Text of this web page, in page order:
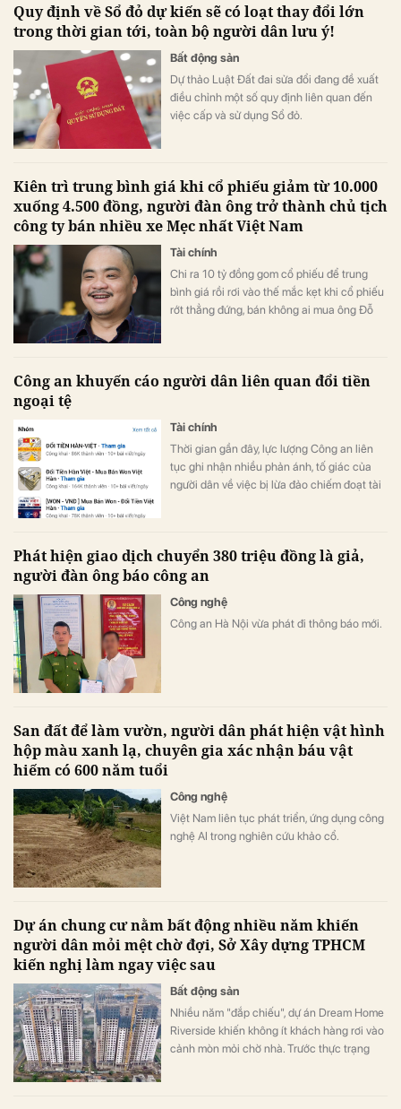
công ty tài chính.
Quy định về Sổ đỏ dự kiến sẽ có loạt thay đổi lớn
trong thời gian tới, toàn bộ người dân lưu ý!
Bất động sản
Dự thảo Luật Đất đai sửa đổi đang đề xuất
điều chỉnh một số quy định liên quan đến
việc cấp và sử dụng Sổ đỏ.
Kiên trì trung bình giá khi cổ phiếu giảm từ 10.000
xuống 4.500 đồng, người đàn ông trở thành chủ tịch
công ty bán nhiều xe Mẹc nhất Việt Nam
Tài chính
Chi ra 10 tỷ đồng gom cổ phiếu để trung
bình giá rồi rơi vào thế mắc kẹt khi cổ phiếu
rớt thẳng đứng, bán không ai mua ông Đỗ
Công an khuyến cáo người dân liên quan đổi tiền
ngoại tệ
Tài chính
Thời gian gần đây, lực lượng Công an liên
tục ghi nhận nhiều phản ánh, tố giác của
người dân về việc bị lừa đảo chiếm đoạt tài
Quốc (KRW).
Phát hiện giao dịch chuyển 380 triệu đồng là giả,
người đàn ông báo công an
Công nghệ
Công an Hà Nội vừa phát đi thông báo mới.
San đất để làm vườn, người dân phát hiện vật hình
hộp màu xanh lạ, chuyên gia xác nhận báu vật
hiếm có 600 năm tuổi
Công nghệ
Việt Nam liên tục phát triển, ứng dụng công
nghệ AI trong nghiên cứu khảo cổ.
Dự án chung cư nằm bất động nhiều năm khiến
người dân mỏi mệt chờ đợi, Sở Xây dựng TPHCM
kiến nghị làm ngay việc sau
Bất động sản
Nhiều năm "đắp chiếu", dự án Dream Home
Riverside khiến không ít khách hàng rơi vào
cảnh mòn mỏi chờ nhà. Trước thực trạng